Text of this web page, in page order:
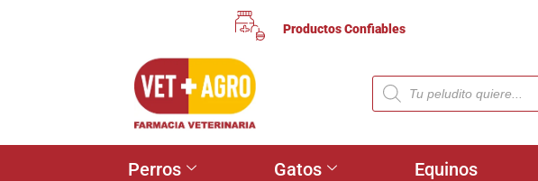
Productos Confiables
Perros Gatos Equinos